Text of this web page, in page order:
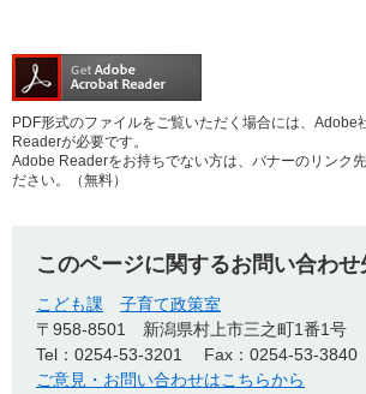
PDF形式のファイルをご覧いただく場合には、Adobe
Readerが必要です。
Adobe Readerをお持ちでない方は、バナーのリンク
ださい。（無料）
このページに関するお問い合わせ
こども課
子育て政策室
〒958-8501
新潟県村上市三之町1番1号
Tel：0254-53-3201
Fax：0254-53-3840
ご意見・お問い合わせはこちらから